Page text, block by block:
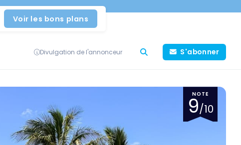
Voir les bons plans
Divulgation de l'annonceur S'abonner
NOTE
9/10